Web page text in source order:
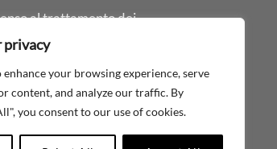
privacy
enhance your browsing experience, serve
content, and analyze our traffic. By
you consent to our use of cookies.
al trattamento dei
personali ai sensi del